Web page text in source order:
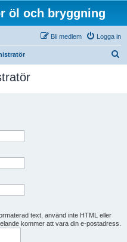
öl och bryggning
Logga in
Bli medlem
text, använd inte HTML eller
kommer att vara din e-postadress.